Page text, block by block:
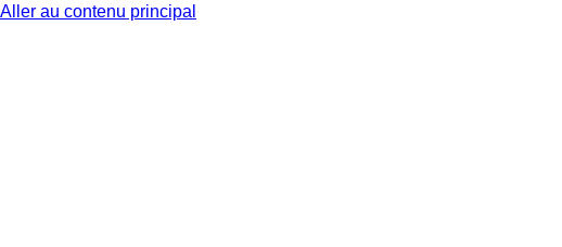
Aller au contenu principal